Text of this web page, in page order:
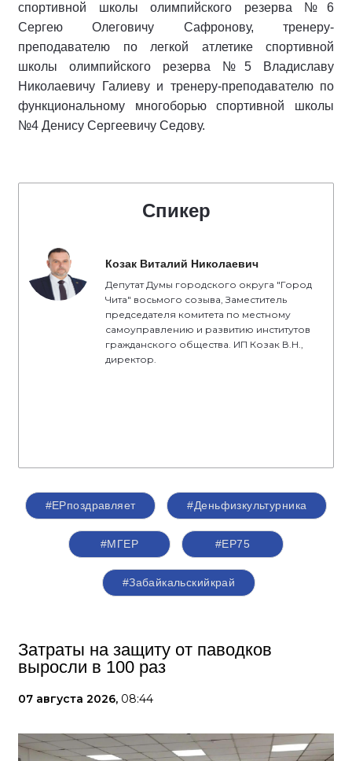
спортивной школы олимпийского резерва №6
Сергею Олеговичу Сафронову, тренеру-
преподавателю по легкой атлетике спортивной
школы олимпийского резерва №5 Владиславу
Николаевичу Галиеву и тренеру-преподавателю по
функциональному многоборью спортивной школы
№4 Денису Сергеевичу Седову.
Спикер
Козак Виталий Николаевич
Депутат Думы городского округа "Город
Чита" восьмого созыва, Заместитель
председателя комитета по местному
самоуправлению и развитию институтов
гражданского общества. ИП Козак В.Н.,
директор.
#ЕРпоздравляет #Деньфизкультурника
#‎МГЕР‬ #ЕР75
#Забайкальскийкрай
Затраты на защиту от паводков
выросли в 100 раз
07 августа 2026, 08:44